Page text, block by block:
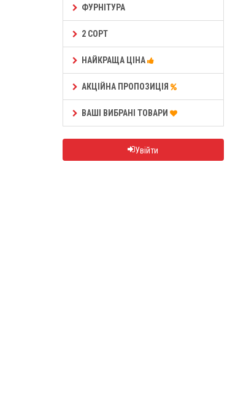
ФУРНІТУРА
2 СОРТ
НАЙКРАЩА ЦІНА
АКЦІЙНА ПРОПОЗИЦІЯ
ВАШІ ВИБРАНІ ТОВАРИ
Увійти